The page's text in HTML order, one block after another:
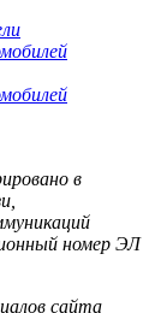
в
номер ЭЛ
сайта